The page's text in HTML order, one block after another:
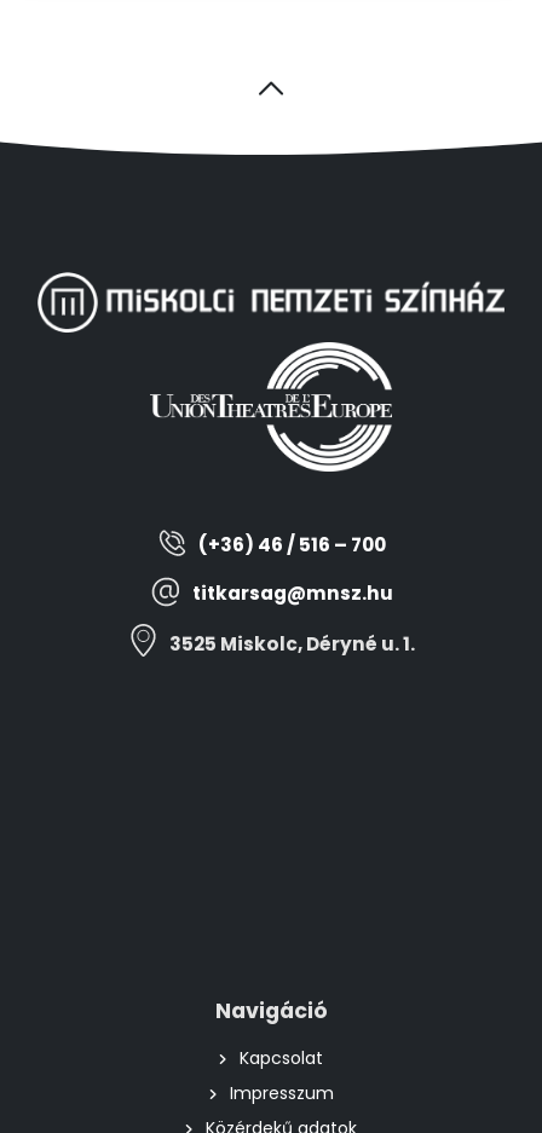
(+36) 46 / 516 – 700
titkarsag@mnsz.hu
3525 Miskolc, Déryné u. 1.
Navigáció
Kapcsolat
Impresszum
Közérdekű adatok